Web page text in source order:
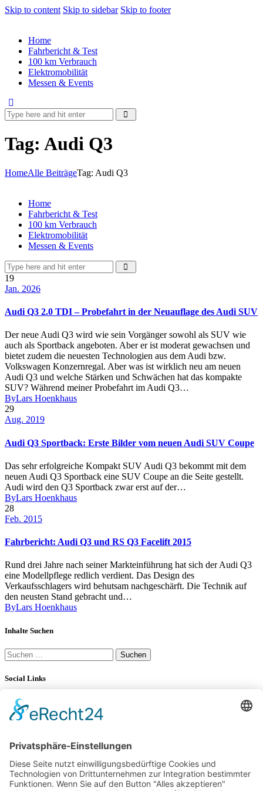
Skip to content Skip to sidebar Skip to footer
Home
Fahrbericht & Test
100 km Verbrauch
Elektromobilität
Messen & Events
Tag: Audi Q3
HomeAlle BeiträgeTag: Audi Q3
Home
Fahrbericht & Test
100 km Verbrauch
Elektromobilität
Messen & Events
19
Jan. 2026
Audi Q3 2.0 TDI – Probefahrt in der Neuauflage des Audi SUV
Der neue Audi Q3 wird wie sein Vorgänger sowohl als SUV wie
auch als Sportback angeboten. Aber er ist moderat gewachsen und
bietet zudem die neuesten Technologien aus dem Audi bzw.
Volkswagen Konzernregal. Aber was ist wirklich neu am neuen
Audi Q3 und welche Stärken und Schwächen hat das kompakte
SUV? Während meiner Probefahrt im Audi Q3…
ByLars Hoenkhaus
29
Aug. 2019
Audi Q3 Sportback: Erste Bilder vom neuen Audi SUV Coupe
Das sehr erfolgreiche Kompakt SUV Audi Q3 bekommt mit dem
neuen Audi Q3 Sportback eine SUV Coupe an die Seite gestellt.
Audi wird den Q3 Sportback zwar erst auf der…
ByLars Hoenkhaus
28
Feb. 2015
Fahrbericht: Audi Q3 und RS Q3 Facelift 2015
Rund drei Jahre nach seiner Markteinführung hat sich der Audi Q3
eine Modellpflege redlich verdient. Das Design des
Verkaufsschlagers wird behutsam nachgeschärft. Die Technik auf
den neusten Stand gebracht und…
ByLars Hoenkhaus
Inhalte Suchen
Suchen
nach:
Social Links
YouTube LinkedIn
100 km Verbrauch Test